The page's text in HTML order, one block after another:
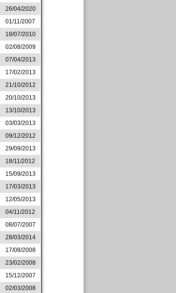
26/04/2020
01/11/2007
18/07/2010
02/08/2009
07/04/2013
17/02/2013
21/10/2012
20/10/2013
13/10/2013
03/03/2013
09/12/2012
29/09/2013
18/11/2012
15/09/2013
17/03/2013
12/05/2013
04/11/2012
08/07/2007
28/03/2014
17/08/2008
23/02/2008
15/12/2007
02/03/2008